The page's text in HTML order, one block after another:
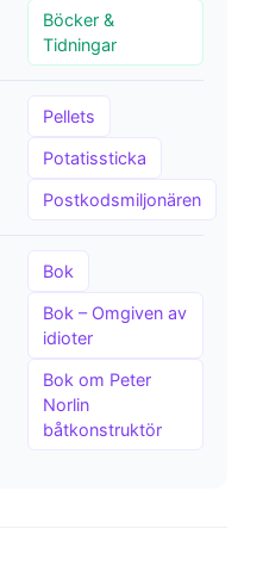
Böcker &
Tidningar
Pellets
Potatissticka
Postkodsmiljonären
Bok
Bok – Omgiven av
idioter
Bok om Peter
Norlin
båtkonstruktör